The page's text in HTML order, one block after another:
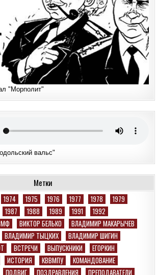
"Морполит"
вальс"
Метки
1974 1975 1976 1977 1978
1979
1987 1988 1989 1991
1992
ВИКТОР БЕЛЬКО
ВЛАДИМИР МАКАРЫЧЕВ
ВЛАДИМИР ТЫЦКИХ
ВЛАДИМИР ШИГИН
ВСТРЕЧИ ВЫПУСКНИКИ
ЕГОРКИН
ИСТОРИЯ КВВМПУ
КОМАНДОВАНИЕ
ПОДВИГ ПОЗДРАВЛЕНИЯ ПРЕПОДАВАТЕЛИ